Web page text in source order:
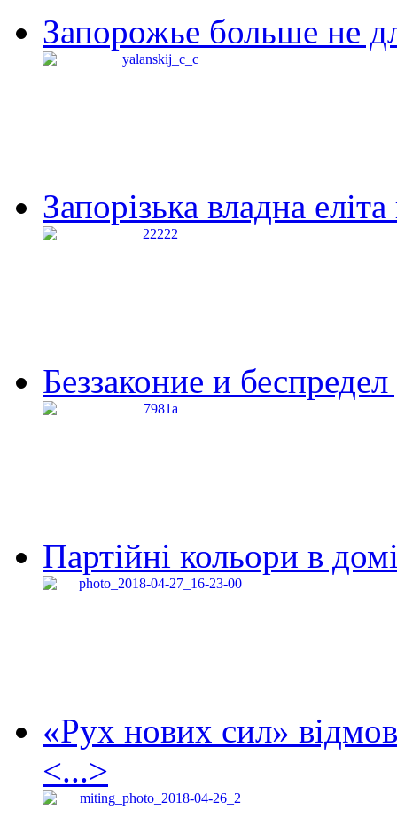
Запорожье больше не
Запорізька владна
Беззаконие и
Партійні кольори в
«Рух нових сил»
<...>